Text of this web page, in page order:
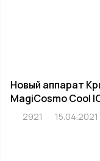
Новый аппарат
MagiCosmo Cool
2921 15.04.2021